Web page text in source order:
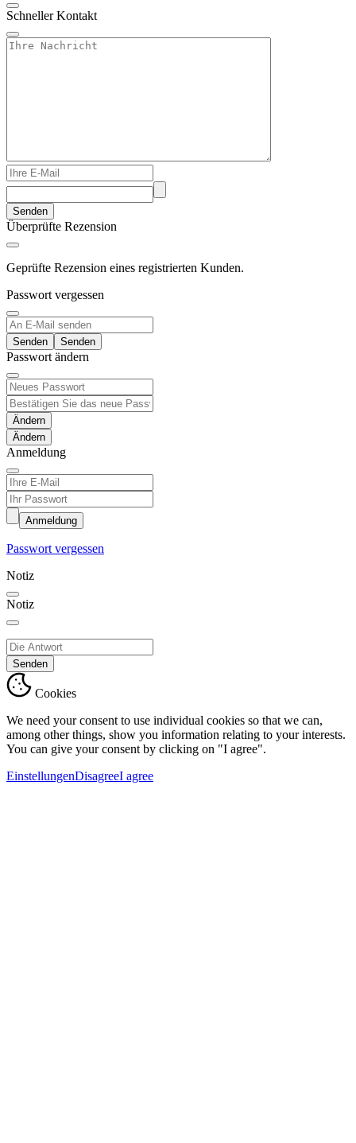
Schneller Kontakt
Senden
Überprüfte Rezension
Geprüfte Rezension eines registrierten Kunden.
Passwort vergessen
Senden
Passwort ändern
Ändern
Anmeldung
Anmeldung
Passwort vergessen
Notiz
Notiz
Senden
Cookies
We need your consent to use individual cookies so that we can,
among other things, show you information relating to your interests.
You can give your consent by clicking on "I agree".
EinstellungenDisagreeI agree